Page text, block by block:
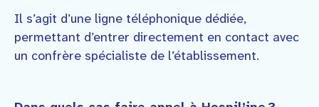
Il s’agit d’une ligne téléphonique dédiée,
permettant d’entrer directement en contact avec
un confrère spécialiste de l’établissement.